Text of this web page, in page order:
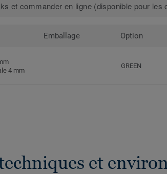
et commander en ligne (disponible pour les
Emballage Option
4 mm
GREEN
et